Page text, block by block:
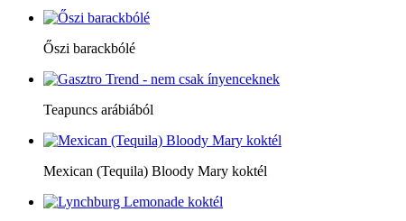
Őszi barackbólé
Teapuncs arábiából
Mexican (Tequila) Bloody Mary koktél